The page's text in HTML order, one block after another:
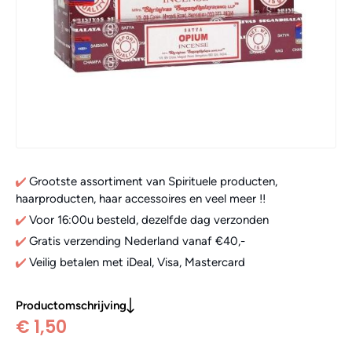
Grootste assortiment van Spirituele producten,
haarproducten, haar accessoires en veel meer !!
Voor 16:00u besteld, dezelfde dag verzonden
Gratis verzending Nederland vanaf €40,-
Veilig betalen met iDeal, Visa, Mastercard
Productomschrijving
€ 1,50